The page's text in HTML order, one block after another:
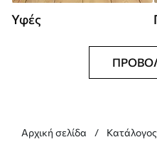
Υφές
Αρχική σελίδα